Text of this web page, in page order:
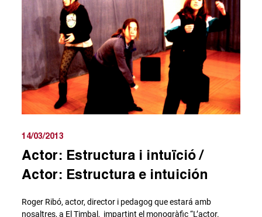
14/03/2013
Actor: Estructura i intuïció /
Actor: Estructura e intuición
Roger Ribó, actor, director i pedagog que estará amb
nosaltres, a El Timbal, impartint el monogràfic “L’actor.